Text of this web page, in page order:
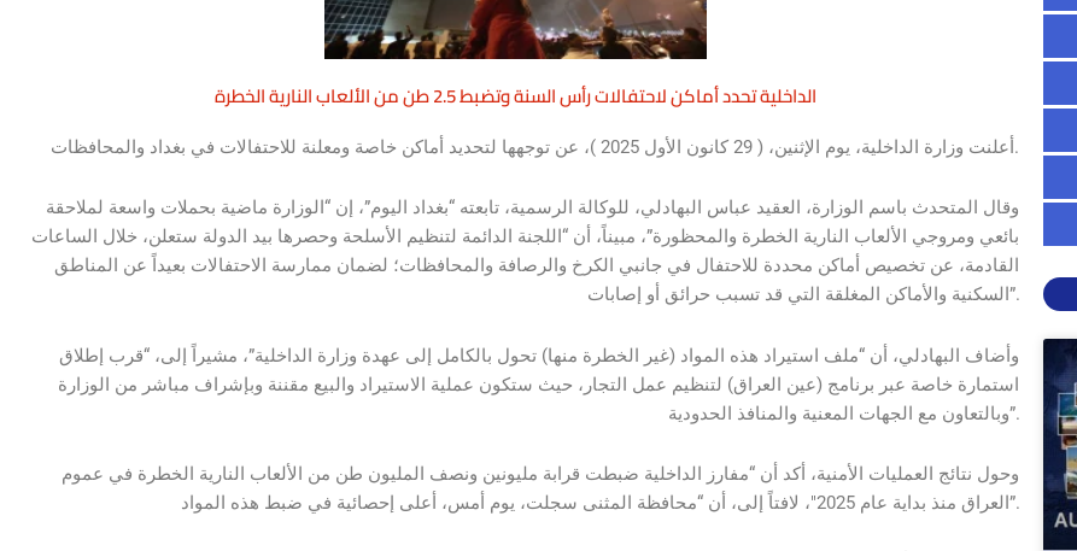
الداخلية تحدد أماكن لاحتفالات رأس السنة وتضبط 2.5 طن من الألعاب النارية الخطرة
أعلنت وزارة الداخلية، يوم الإثنين، ( 29 كانون الأول 2025 )، عن توجهها لتحديد أماكن خاصة ومعلنة للاحتفالات في بغداد والمحافظات.
وقال المتحدث باسم الوزارة، العقيد عباس البهادلي، للوكالة الرسمية، تابعته “بغداد اليوم”، إن “الوزارة ماضية بحملات واسعة لملاحقة
بائعي ومروجي الألعاب النارية الخطرة والمحظورة”، مبيناً، أن “اللجنة الدائمة لتنظيم الأسلحة وحصرها بيد الدولة ستعلن، خلال الساعات
القادمة، عن تخصيص أماكن محددة للاحتفال في جانبي الكرخ والرصافة والمحافظات؛ لضمان ممارسة الاحتفالات بعيداً عن المناطق
السكنية والأماكن المغلقة التي قد تسبب حرائق أو إصابات”.
وأضاف البهادلي، أن “ملف استيراد هذه المواد (غير الخطرة منها) تحول بالكامل إلى عهدة وزارة الداخلية”، مشيراً إلى، “قرب إطلاق
استمارة خاصة عبر برنامج (عين العراق) لتنظيم عمل التجار، حيث ستكون عملية الاستيراد والبيع مقننة وبإشراف مباشر من الوزارة
وبالتعاون مع الجهات المعنية والمنافذ الحدودية”.
وحول نتائج العمليات الأمنية، أكد أن “مفارز الداخلية ضبطت قرابة مليونين ونصف المليون طن من الألعاب النارية الخطرة في عموم
العراق منذ بداية عام 2025″، لافتاً إلى، أن “محافظة المثنى سجلت، يوم أمس، أعلى إحصائية في ضبط هذه المواد”.